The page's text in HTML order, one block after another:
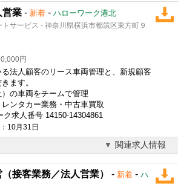
営業 - 新着 - ハローワーク港北
サービス - 神奈川県横浜市都筑区東方町９
円
法人顧客のリース車両管理と、新規顧客
ます。
の車両をチームで管理
ンタカー業務・中古車買取
求人番号 14150-14304861
10月31日
関連求人情報
接客業務／法人営業） - 新着 - ハ